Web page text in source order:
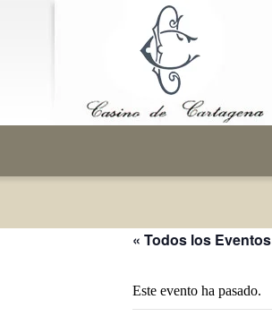
« Todos los Eventos
Este evento ha pasado.